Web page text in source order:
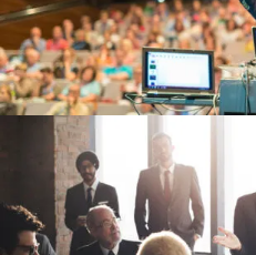
6 DE JUNIO DE 2016